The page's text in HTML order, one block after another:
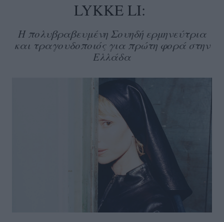
LYKKE LI:
Η πολυβραβευμένη Σουηδή ερμηνεύτρια
και τραγουδοποιός για πρώτη φορά στην
Ελλάδα